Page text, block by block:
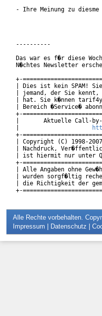
- Ihre Meinung zu diesme
----------
Das war es f�r diese
N�chtes Newsletter
+-
| Dies ist kein SPAM!
| jemand, der Sie
| hat. Sie k�nnen
| Bereich �Service�
+-
|       Aktuelle Call-
+-
| Copyright (C) 1998-
| Nachdruck,
| ist hiermit nur unter
+-
| Alle Angaben ohne
| wurden sorgf�ltig
| die Richtigkeit der
Alle Rechte vorbehalten.
Impressum | Datenschutz |